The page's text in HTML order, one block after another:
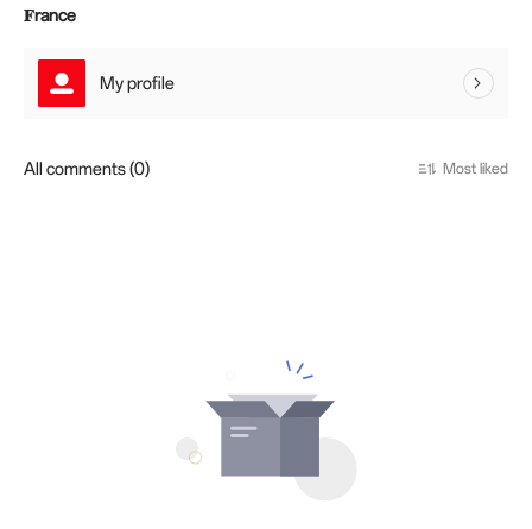
𝐅rance
My profile
All comments (0) Most liked